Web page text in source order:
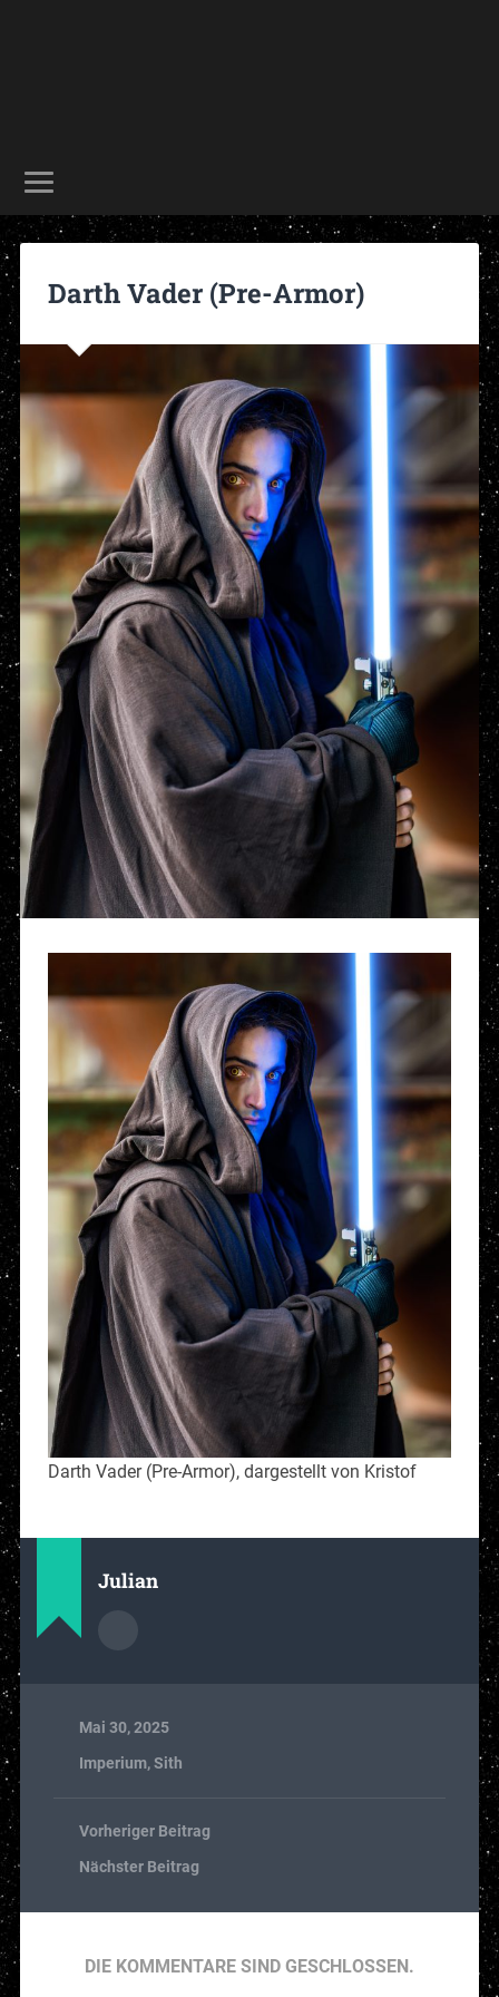
Darth Vader (Pre-Armor)
Darth Vader (Pre-Armor), dargestellt von Kristof
Julian
Mai 30, 2025
Imperium,Sith
Vorheriger Beitrag
Nächster Beitrag
DIE KOMMENTARE SIND GESCHLOSSEN.